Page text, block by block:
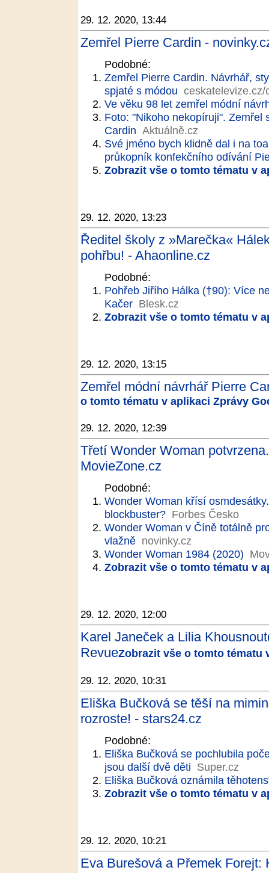
29. 12. 2020, 13:44
Zemřel Pierre Cardin -
Podobné:
Zemřel Pierre Cardin. Návrhář,
spjaté s módou ceskatelevize.cz/
Ve věku 98 let zemřel módní
Foto: "Nikoho nekopíruji". Zemřel
Cardin Aktuálně.cz
Své jméno bych klidně dal i na
průkopník konfekčního odívání
Zobrazit vše o tomto tématu v
29. 12. 2020, 13:23
Ředitel školy z »Marečka«
pohřbu! - Ahaonline.cz
Podobné:
Pohřeb Jiřího Hálka (†90): Více
Kačer Blesk.cz
Zobrazit vše o tomto tématu v
29. 12. 2020, 13:15
Zemřel módní návrhář Pierre
o tomto tématu v aplikaci Zprávy
29. 12. 2020, 12:39
Třetí Wonder Woman
MovieZone.cz
Podobné:
Wonder Woman křísí
blockbuster? Forbes Česko
Wonder Woman v Číně totálně
vlažně novinky.cz
Wonder Woman 1984 (2020)
Zobrazit vše o tomto tématu v
29. 12. 2020, 12:00
Karel Janeček a Lilia
RevueZobrazit vše o tomto tématu
29. 12. 2020, 10:31
Eliška Bučková se těší na
rozroste! - stars24.cz
Podobné:
Eliška Bučková se pochlubila
jsou další dvě děti Super.cz
Eliška Bučková oznámila
Zobrazit vše o tomto tématu v
29. 12. 2020, 10:21
Eva Burešová a Přemek Forejt: